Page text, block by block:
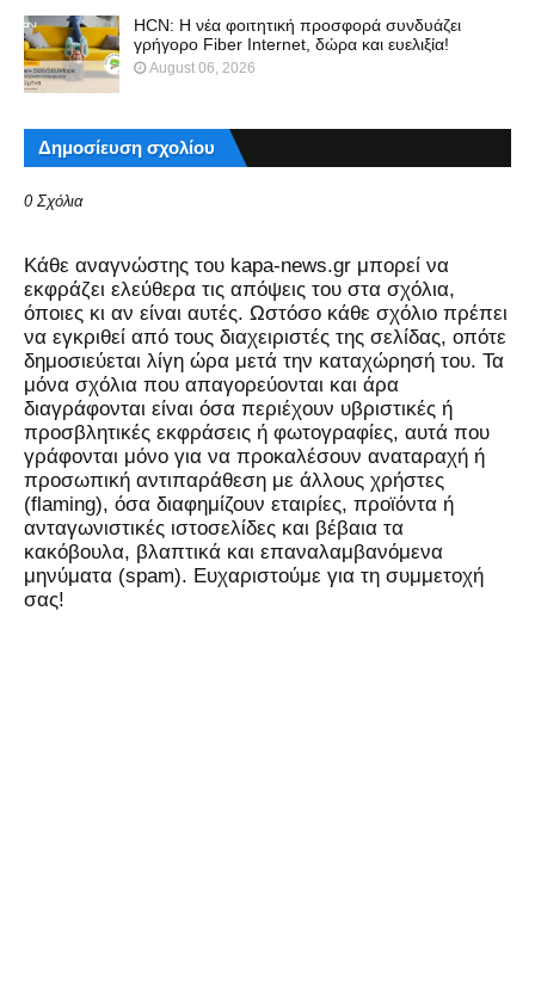
HCN: Η νέα φοιτητική προσφορά συνδυάζει
γρήγορο Fiber Internet, δώρα και ευελιξία!
August 06, 2026
Δημοσίευση σχολίου
0 Σχόλια
Kάθε αναγνώστης του kapa-news.gr μπορεί να
εκφράζει ελεύθερα τις απόψεις του στα σχόλια,
όποιες κι αν είναι αυτές. Ωστόσο κάθε σχόλιο πρέπει
να εγκριθεί από τους διαχειριστές της σελίδας, οπότε
δημοσιεύεται λίγη ώρα μετά την καταχώρησή του. Τα
μόνα σχόλια που απαγορεύονται και άρα
διαγράφονται είναι όσα περιέχουν υβριστικές ή
προσβλητικές εκφράσεις ή φωτογραφίες, αυτά που
γράφονται μόνο για να προκαλέσουν αναταραχή ή
προσωπική αντιπαράθεση με άλλους χρήστες
(flaming), όσα διαφημίζουν εταιρίες, προϊόντα ή
ανταγωνιστικές ιστοσελίδες και βέβαια τα
κακόβουλα, βλαπτικά και επαναλαμβανόμενα
μηνύματα (spam). Ευχαριστούμε για τη συμμετοχή
σας!